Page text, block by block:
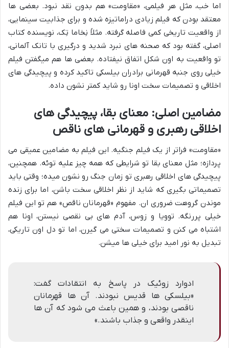
اما خب، مثل هر فیلمی، «مقاومت» هم بدون نقد نبود. بعضی ها
معتقد بودن که فیلم زیادی دراماتیزه شده و برای جذابیت سینمایی،
از واقعیت تاریخی کمی فاصله گرفته. مثلاً نِخاما تِک، نویسنده کتاب
اصلی، گفته بود که صحنه های نبرد شدید و درگیری با تانک آلمانی،
تو واقعیت به اون شکل اتفاق نیفتاده. بعضی ها هم میگفتن فیلم
خیلی روی جنبه قهرمانی برادران بیلسکی تاکید کرده و پیچیدگی های
اخلاقی و تصمیمات سخت اونا رو شاید کمتر نشون داده.
مضامین اصلی: معنای بقا، پیچیدگی های
اخلاقی رهبری و قهرمانی های ناقص
«مقاومت» فراتر از یک فیلم جنگیه. این فیلم به مضامین عمیقی می
پردازه؛ مثل معنای بقا تو شرایطی که همه چیز علیه توئه. همچنین،
پیچیدگی های اخلاقی رهبری تو زمان جنگ رو نشون میده؛ وقتی باید
تصمیماتی بگیری که شاید از نظر اخلاقی سخت باشن، اما برای زنده
موندن گروهت ضروری ان. مفهوم «قهرمانان ناقص» هم تو این فیلم
خیلی پررنگه. توویا و زوس، آدم های بی نقصی نیستن، اونا هم
اشتباه می کنن و تصمیمات سختی می گیرن، اما تو دل اون تاریکی،
تبدیل به نور امید برای خیلی ها میشن.
ادوارد زوئیک در پاسخ به انتقادات گفت:
«بیلسکی ها قدیس نبودند. آن ها قهرمانان
ناقصی بودند، و همین باعث می شود که آن ها
اینقدر واقعی و جذاب باشند.»